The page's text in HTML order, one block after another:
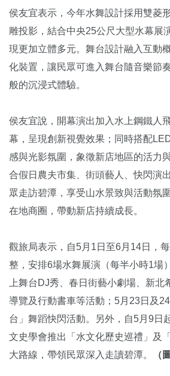
侯友宜表示，今年水舞設計採用雙菱
雕投影，結合中央25公尺大型水幕展
現更加立體多元。舞台設計融入互動
化裝置，讓民眾可進入舞台隨音樂節
般的沉浸式體驗。
侯友宜說，開幕演出加入水上鋼鐵人
幕，呈現創新視覺效果；同時搭配
感與光影氛圍，象徵新店地區的活力
合假日農夫市集、街頭藝人、快閃演
眾走訪碧潭，享受山水景致與活動氛
在地商圈，帶動新店持續成長。
觀旅局表示，自5月1日至6月14日，
整，安排6場水舞展演（每半小時1場
上舞台DJ秀、春日街藝小劇場、新北
導覽及行動書車等活動；5月23日及
台」舞蹈快閃活動。另外，自5月9日
文史學會推出「水文化歷史巡禮」及
大路線，帶領民眾深入走讀碧潭。
（